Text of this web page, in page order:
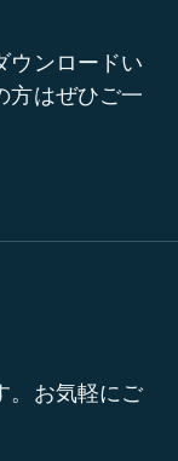
ウンロードい
方はぜひご一
。お気軽にご